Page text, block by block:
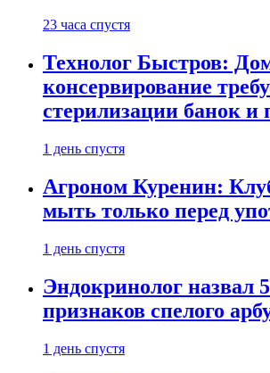
23 часа спустя
Технолог Быстров:
консервирование
стерилизации банок и
1 день спустя
Агроном Куренин:
мыть только перед
1 день спустя
Эндокринолог назвал
признаков спелого
1 день спустя